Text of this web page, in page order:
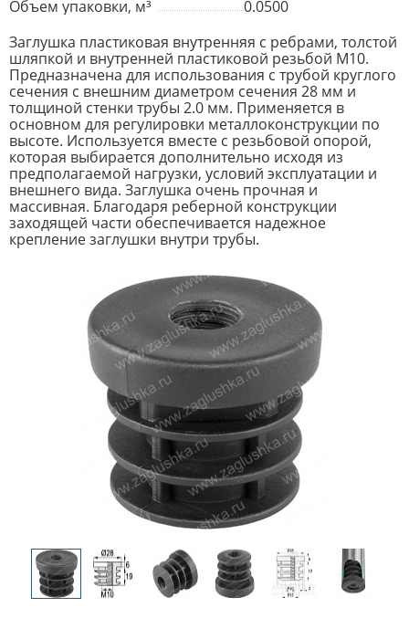
Объем упаковки, м³
0.0500
Заглушка пластиковая внутренняя с ребрами, толстой
шляпкой и внутренней пластиковой резьбой М10.
Предназначена для использования с трубой круглого
сечения с внешним диаметром сечения 28 мм и
толщиной стенки трубы 2.0 мм. Применяется в
основном для регулировки металлоконструкции по
высоте. Используется вместе с резьбовой опорой,
которая выбирается дополнительно исходя из
предполагаемой нагрузки, условий эксплуатации и
внешнего вида. Заглушка очень прочная и
массивная. Благодаря реберной конструкции
заходящей части обеспечивается надежное
крепление заглушки внутри трубы.